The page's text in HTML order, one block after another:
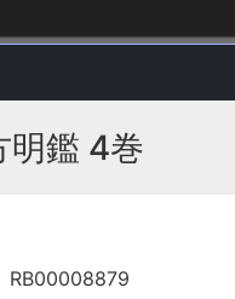
明鑑 4巻
RB00008879